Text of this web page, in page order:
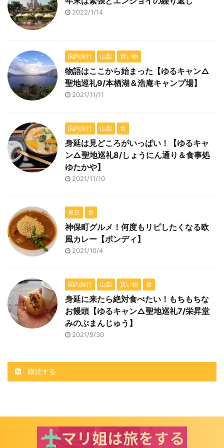
2022/1/14
国内旅行 山梨 買い物
物語はここから始まった【ゆるキャン△
聖地巡礼9/本栖湖＆浩庵キャンプ場】
2021/11/11
国内旅行 山梨 食
身延は見どころがいっぱい！【ゆるキャ
ン△聖地巡礼8/しょうにん通り＆食事処
ゆたかや】
2021/11/10
東京 食
神保町グルメ！何度もリピしたくなる欧
風カレー【ボンディ】
2021/10/4
国内旅行 山梨 買い物 食
身延に来たら絶対食べたい！もちもちな
お饅頭【ゆるキャン△聖地巡礼7/栄昇堂
みのぶまんじゅう】
2021/9/30
購読する